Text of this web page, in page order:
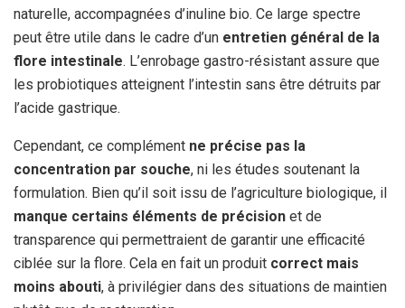
naturelle, accompagnées d’inuline bio. Ce large spectre
peut être utile dans le cadre d’un entretien général de la
flore intestinale. L’enrobage gastro-résistant assure que
les probiotiques atteignent l’intestin sans être détruits par
l’acide gastrique.
Cependant, ce complément ne précise pas la
concentration par souche, ni les études soutenant la
formulation. Bien qu’il soit issu de l’agriculture biologique, il
manque certains éléments de précision et de
transparence qui permettraient de garantir une efficacité
ciblée sur la flore. Cela en fait un produit correct mais
moins abouti, à privilégier dans des situations de maintien